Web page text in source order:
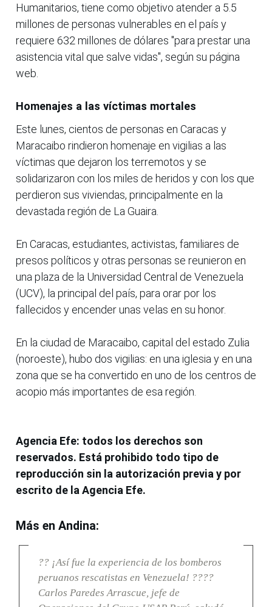
Humanitarios, tiene como objetivo atender a 5.5
millones de personas vulnerables en el país y
requiere 632 millones de dólares "para prestar una
asistencia vital que salve vidas", según su página
web.
Homenajes a las víctimas mortales
Este lunes, cientos de personas en Caracas y
Maracaibo rindieron homenaje en vigilias a las
víctimas que dejaron los terremotos y se
solidarizaron con los miles de heridos y con los que
perdieron sus viviendas, principalmente en la
devastada región de La Guaira.
En Caracas, estudiantes, activistas, familiares de
presos políticos y otras personas se reunieron en
una plaza de la Universidad Central de Venezuela
(UCV), la principal del país, para orar por los
fallecidos y encender unas velas en su honor.
En la ciudad de Maracaibo, capital del estado Zulia
(noroeste), hubo dos vigilias: en una iglesia y en una
zona que se ha convertido en uno de los centros de
acopio más importantes de esa región.
Agencia Efe: todos los derechos son
reservados. Está prohibido todo tipo de
reproducción sin la autorización previa y por
escrito de la Agencia Efe.
Más en Andina:
?? ¡Así fue la experiencia de los bomberos
peruanos rescatistas en Venezuela! ????
Carlos Paredes Arrascue, jefe de